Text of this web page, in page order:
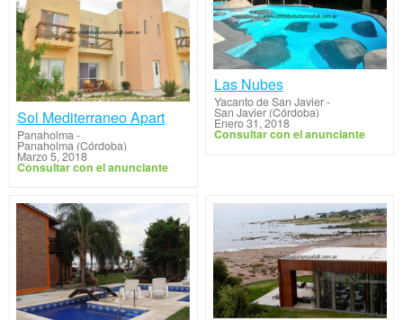
Sol Mediterraneo Apart
Panaholma -
Panaholma (Córdoba)
Marzo 5, 2018
Consultar con el anunciante
Las Nubes
Yacanto de San Javier-
San Javier (Córdoba)
Enero 31, 2018
Consultar con el anunciante